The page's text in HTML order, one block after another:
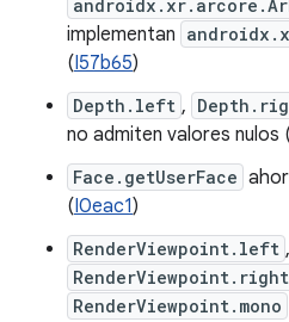
implementan
(I57b65)
Depth.left ,
no admiten valores nulos (
Face.getUserFace
(I0eac1)
RenderViewpoint.left ,
RenderViewpoint.right
RenderViewpoint.mono